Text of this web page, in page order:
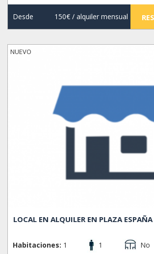
Desde 150€/ alquiler mensual
NUEVO
LOCAL EN ALQUILER EN PLAZA ESPAÑA
Habitaciones: 1 1
No